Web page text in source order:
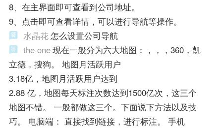
8、在主界面即可查看到公司地址。
9、点击即可查看详情，可以进行导航等操作。
水晶花怎么设置公司导航
the one现在一般分为六大地图：，，，360，凯
立德，搜狗。 地图月活跃用户
3.18亿，地图月活跃用户达到
2.88 亿，地图每天标注次数达到1500亿次，这三个
地图不错。 一般都做这三个。下面说下方法以及技
巧。 电脑端： 直接找到链接，进行标注。 手机